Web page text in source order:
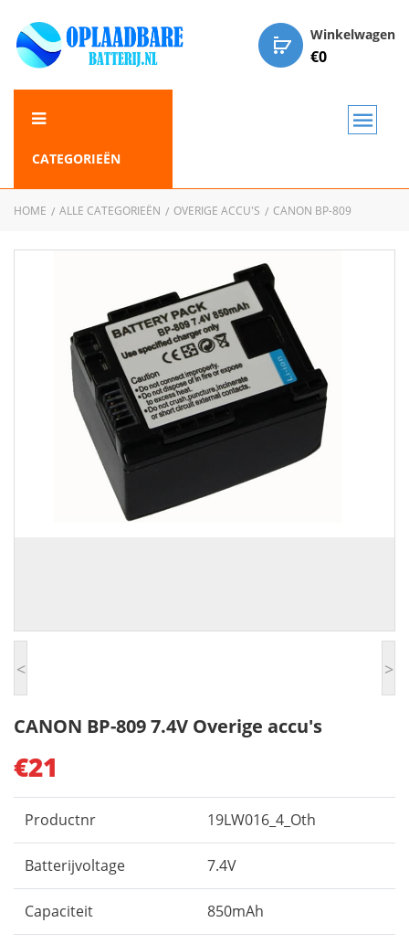
Winkelwagen
€0
CATEGORIEËN
HOME ALLE CATEGORIEËN OVERIGE ACCU'S CANON BP-809
< >
CANON BP-809 7.4V Overige accu's
€21
Productnr 19LW016_4_Oth
Batterijvoltage 7.4V
Capaciteit 850mAh